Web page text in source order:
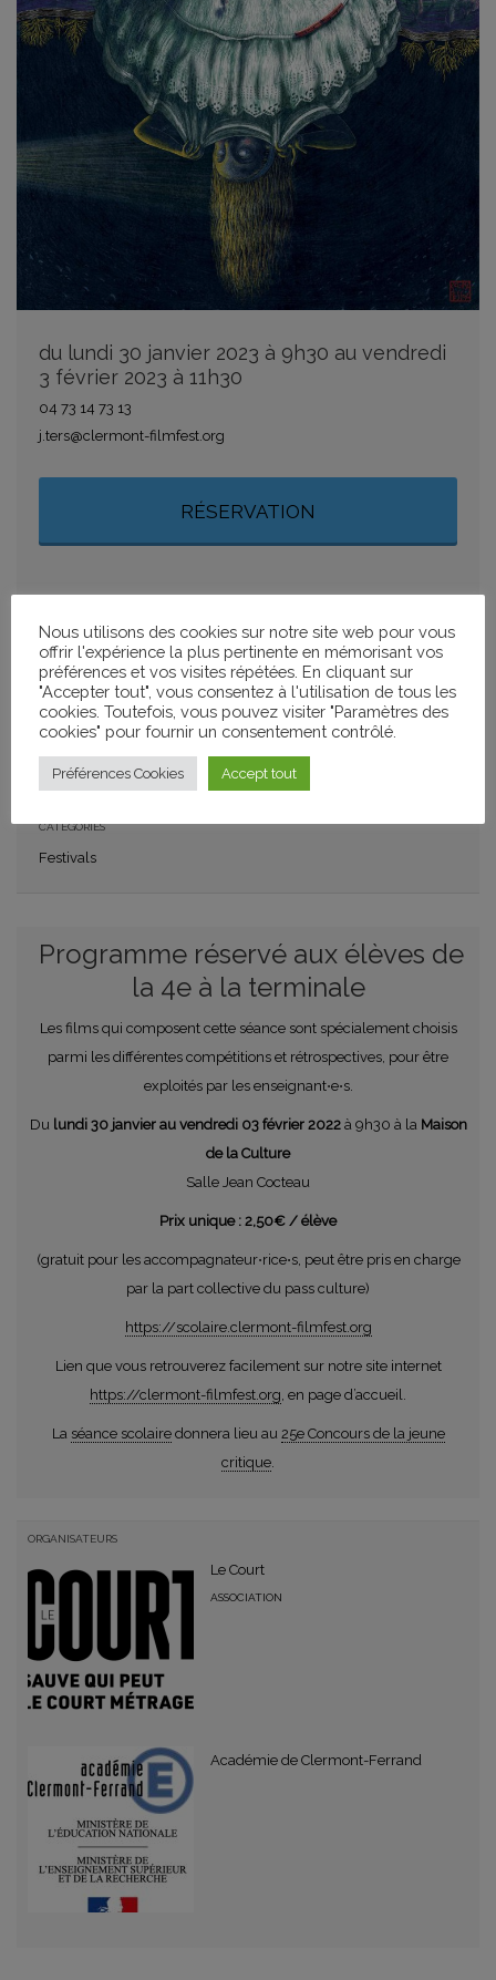
du lundi 30 janvier 2023 à 9h30 au vendredi
3 février 2023 à 11h30
04 73 14 73 13
j.ters@clermont-filmfest.org
RÉSERVATION
+ GOOGLE CALENDAR + ICAL IMPORT
PARTAGER
CATÉGORIES
Festivals
Programme réservé aux élèves de
la 4e à la terminale
Les films qui composent cette séance sont spécialement choisis
parmi les différentes compétitions et rétrospectives, pour être
exploités par les enseignant⋅e⋅s.
Du lundi 30 janvier au vendredi 03 février 2022à 9h30 à la Maison
de la Culture
Salle Jean Cocteau
Prix unique : 2,50€ / élève
(gratuit pour les accompagnateur⋅rice⋅s, peut être pris en charge
par la part collective du pass culture)
https://scolaire.clermont-filmfest.org
Lien que vous retrouverez facilement sur notre site internet
https://clermont-filmfest.org , en page d’accueil.
La séance scolairedonnera lieu au 25e Concours de la jeune
critique
ORGANISATEURS
Le Court
ASSOCIATION
Académie de Clermont-Ferrand
Nous utilisons des cookies sur notre site web pour vous
offrir l'expérience la plus pertinente en mémorisant vos
préférences et vos visites répétées. En cliquant sur
"Accepter tout", vous consentez à l'utilisation de tous les
cookies. Toutefois, vous pouvez visiter "Paramètres des
cookies" pour fournir un consentement contrôlé.
Préférences Cookies Accept tout